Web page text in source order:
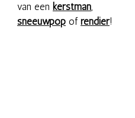
van een kerstman,
sneeuwpop of rendier!